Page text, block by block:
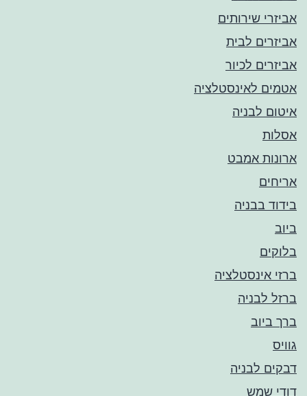
אביזרי שירותים
אביזרים לבית
אביזרים לכיור
אטמים לאינסטלציה
איטום לבניה
אסלות
ארונות אמבט
אריחים
בידוד בבניה
ביוב
בלוקים
ברזי אינסטלציה
ברזל לבניה
ברך ביוב
גוויס
דבקים לבניה
דודי שמש